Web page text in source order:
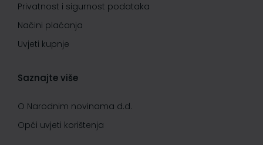
Privatnost i sigurnost podataka
Načini plaćanja
Uvjeti kupnje
Saznajte više
O Narodnim novinama d.d.
Opći uvjeti korištenja